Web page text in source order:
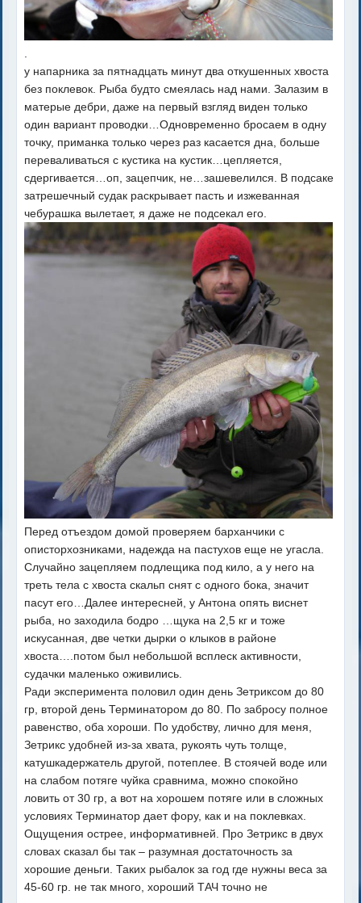
у напарника за пятнадцать минут два откушенных хвоста
без поклевок. Рыба будто смеялась над нами. Залазим в
матерые дебри, даже на первый взгляд виден только
один вариант проводки…Одновременно бросаем в одну
точку, приманка только через раз касается дна, больше
переваливаться с кустика на кустик…цепляется,
сдергивается…оп, зацепчик, не…зашевелился. В подсаке
затрешечный судак раскрывает пасть и изжеванная
чебурашка вылетает, я даже не подсекал его.
Перед отъездом домой проверяем барханчики с
описторхозниками, надежда на пастухов еще не угасла.
Случайно зацепляем подлещика под кило, а у него на
треть тела с хвоста скальп снят с одного бока, значит
пасут его…Далее интересней, у Антона опять виснет
рыба, но заходила бодро …щука на 2,5 кг и тоже
искусанная, две четки дырки о клыков в районе
хвоста….потом был небольшой всплеск активности,
судачки маленько оживились.
Ради эксперимента половил один день Зетриксом до 80
гр, второй день Терминатором до 80. По забросу полное
равенство, оба хороши. По удобству, лично для меня,
Зетрикс удобней из-за хвата, рукоять чуть толще,
катушкадержатель другой, потеплее. В стоячей воде или
на слабом потяге чуйка сравнима, можно спокойно
ловить от 30 гр, а вот на хорошем потяге или в сложных
условиях Терминатор дает фору, как и на поклевках.
Ощущения острее, информативней. Про Зетрикс в двух
словах сказал бы так – разумная достаточность за
хорошие деньги. Таких рыбалок за год где нужны веса за
45-60 гр. не так много, хороший ТАЧ точно не